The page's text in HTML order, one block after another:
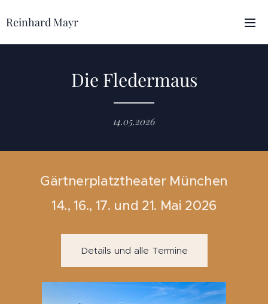
Reinhard Mayr
Die Fledermaus
14.05.2026
Gärtnerplatztheater München
14., 16., 17. und 21. Mai 2026
Details und alle Termine